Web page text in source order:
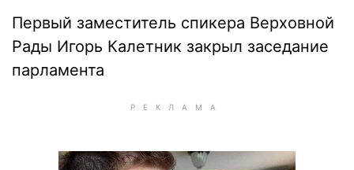
Первый заместитель спикера Верховной
Рады Игорь Калетник закрыл заседание
парламента